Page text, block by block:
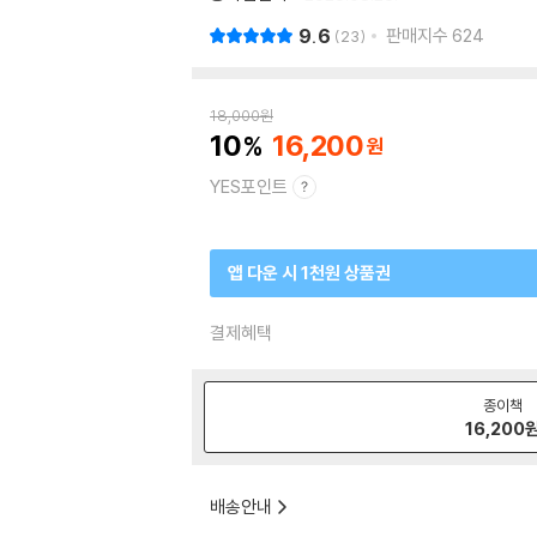
9.6 23 판매지수 624
18,000원
10 16,200
YES포인트
앱 다운 시 1천원 상품권
결제혜택
종이책
16,200
배송안내